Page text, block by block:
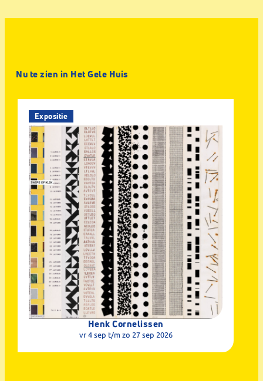
Nu te zien in Het Gele Huis
Expositie
Henk Cornelissen
vr 4 sep t/m zo 27 sep 2026